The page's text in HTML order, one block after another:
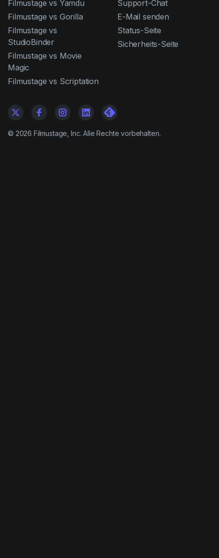
Filmustage vs Yamdu
Filmustage vs Gorilla
Filmustage vs
StudioBinder
Filmustage vs Movie
Magic
Filmustage vs Scriptation
Support-Chat
E-Mail senden
Status-Seite
Sicherheits-Seite
© 2026 Filmustage, Inc. Alle Rechte vorbehalten.